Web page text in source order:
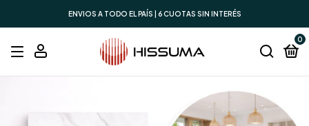
ENVIOS A TODO EL PAÍS | 6 CUOTAS SIN INTERÉS
0